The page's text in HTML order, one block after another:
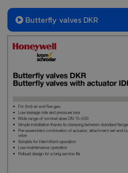
Butterfly valves DKR